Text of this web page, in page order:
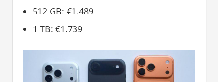
512 GB: €1.489
1 TB: €1.739